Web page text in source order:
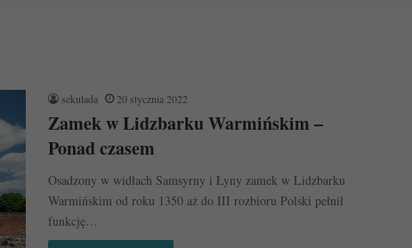
sekulada 20 stycznia 2022
Zamek w Lidzbarku Warmińskim –
Ponad czasem
Osadzony w widłach Samsyrny i Łyny zamek w Lidzbarku
Warmińskim od roku 1350 aż do III rozbioru Polski pełnił
funkcję…